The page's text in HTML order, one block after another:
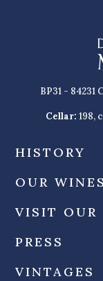
BP31 -
Cellar: 198,
HISTORY
OUR WINES
VISIT OUR
PRESS
VINTAGES